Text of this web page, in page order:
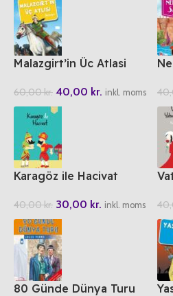
Malazgirt’in Üc Atlasi
60,00kr. 40,00 kr. inkl. moms
Karagöz ile Hacivat
40,00kr. 30,00 kr. inkl. moms
80 Günde Dünya Turu